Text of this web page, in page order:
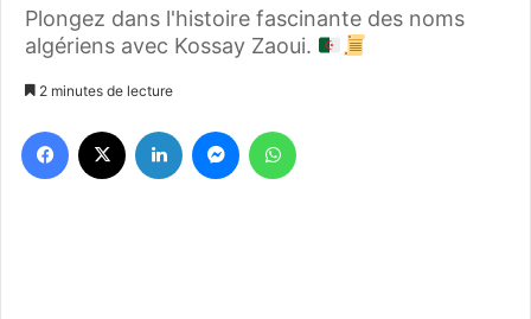
Plongez dans l'histoire fascinante des noms
algériens avec Kossay Zaoui.
2 minutes de lecture